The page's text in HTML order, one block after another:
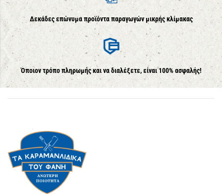
Δεκάδες επώνυμα προϊόντα παραγωγών μικρής κλίμακας
Όποιον τρόπο πληρωμής και να διαλέξετε, είναι 100% ασφαλής!